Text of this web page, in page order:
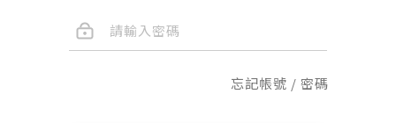
忘記帳號 / 密碼